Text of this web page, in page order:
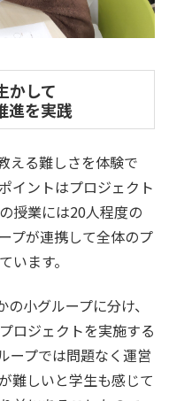
かして
進を実践
える難しさを体験で
イントはプロジェクト
授業には20人程度の
プが連携して全体のプ
います。
小グループに分け、
ロジェクトを実施する
ープでは問題なく運営
難しいと学生も感じて